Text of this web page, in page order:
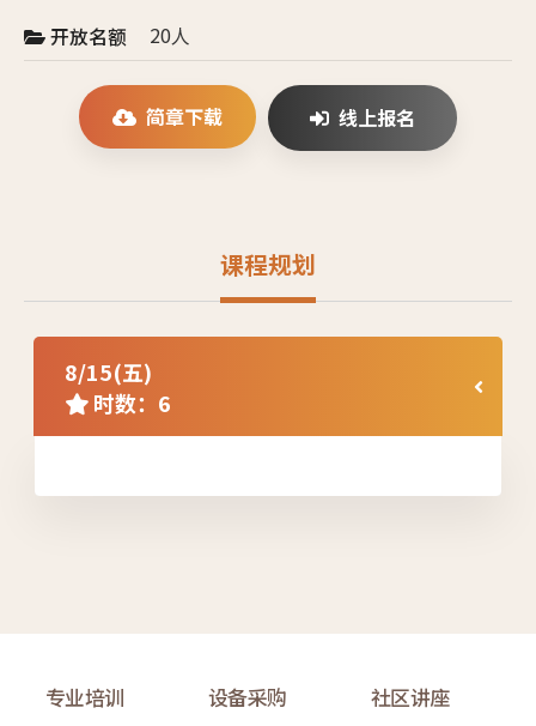
开放名额 20人
简章下载 线上报名
课程规划
8/15(五)
时数：6
专业培训 设备采购 社区讲座